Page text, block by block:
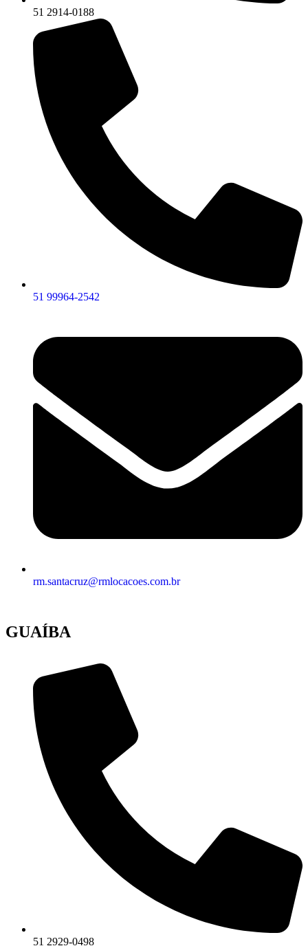
51 2914-0188
51 99964-2542
rm.santacruz@rmlocacoes.com.br
GUAÍBA
51 2929-0498